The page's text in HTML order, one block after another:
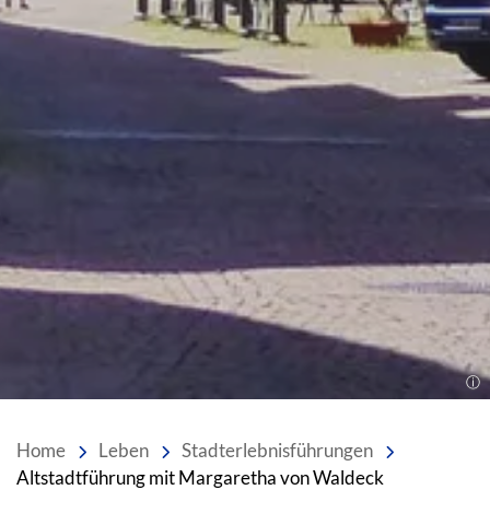
Home Leben
Stadterlebnisführungen
Altstadtführung mit Margaretha von Waldeck